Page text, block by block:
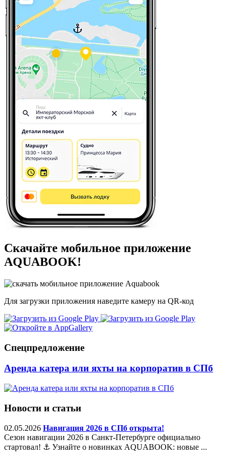
Скачайте мобильное приложение
AQUABOOK!
Для загрузки приложения наведите камеру на QR-код
Спецпредложение
Аренда катера или яхты на корпоратив в СПб
Новости и статьи
02.05.2026 Навигация 2026 в СПб открыта!
Сезон навигации 2026 в Санкт-Петербурге официально
стартовал! ⚓️ Узнайте о новинках AQUABOOK: новые ...